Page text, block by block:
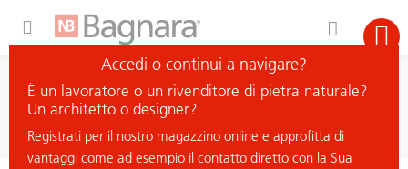
cerca materiale
Accedi o continui a navigare?
È un lavoratore o un rivenditore di pietra naturale?
Un architetto o designer?
Registrati per il nostro magazzino online e approfitta di
vantaggi come ad esempio il contatto diretto con la Sua